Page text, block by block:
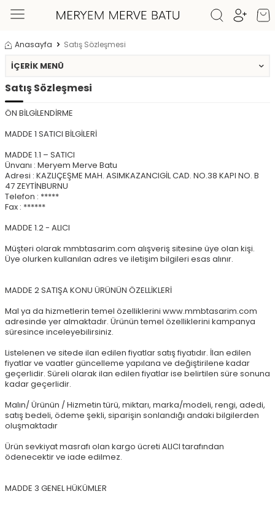
Anasayfa Satış Sözleşmesi
İÇERIK MENÜ
Satış Sözleşmesi
ÖN BİLGİLENDİRME
MADDE 1 SATICI BİLGİLERİ
MADDE 1.1 – SATICI
Ünvanı : Meryem Merve Batu
Adresi : KAZLIÇEŞME MAH. ASIMKAZANCIGİL CAD. NO.38 KAPI NO. B
47 ZEYTİNBURNU
Telefon : *****
Fax : ******
MADDE 1.2 - ALICI
Müşteri olarak mmbtasarim.com alışveriş sitesine üye olan kişi.
Üye olurken kullanılan adres ve iletişim bilgileri esas alınır.
MADDE 2 SATIŞA KONU ÜRÜNÜN ÖZELLİKLERİ
Mal ya da hizmetlerin temel özelliklerini www.mmbtasarim.com
adresinde yer almaktadır. Ürünün temel özelliklerini kampanya
süresince inceleyebilirsiniz.
Listelenen ve sitede ilan edilen fiyatlar satış fiyatıdır. İlan edilen
fiyatlar ve vaatler güncelleme yapılana ve değiştirilene kadar
geçerlidir. Süreli olarak ilan edilen fiyatlar ise belirtilen süre sonuna
kadar geçerlidir.
Malın/ Ürünün / Hizmetin türü, miktarı, marka/modeli, rengi, adedi,
satış bedeli, ödeme şekli, siparişin sonlandığı andaki bilgilerden
oluşmaktadır
Ürün sevkiyat masrafı olan kargo ücreti ALICI tarafından
ödenecektir ve iade edilmez.
MADDE 3 GENEL HÜKÜMLER